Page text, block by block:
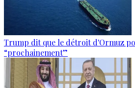
Trump dit que le détroit d'Ormuz
“prochainement”